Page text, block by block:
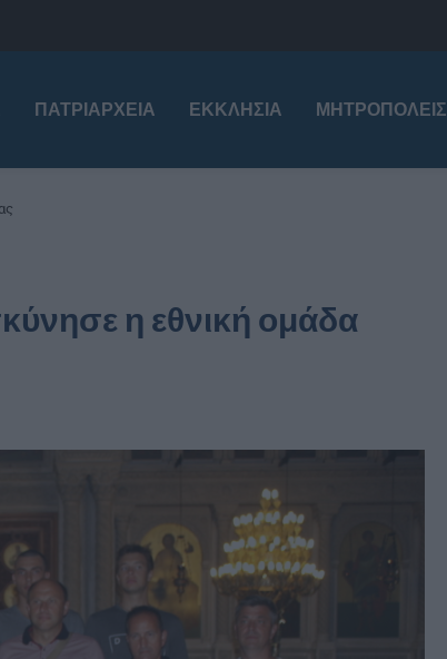
ΠΑΤΡΙΑΡΧΕΊΑ ΕΚΚΛΗΣΊΑ ΜΗΤΡΟΠΌΛΕΙΣ
η εθνική ομάδα